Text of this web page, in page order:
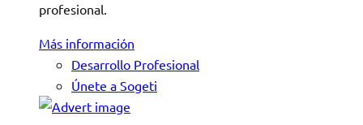
profesional.
Más información
Desarrollo Profesional
Únete a Sogeti